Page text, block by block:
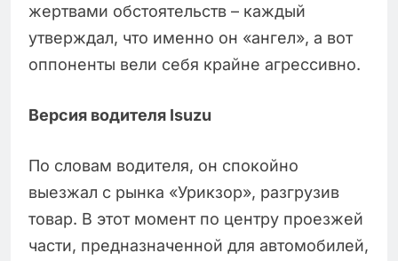
жертвами обстоятельств – каждый
утверждал, что именно он «ангел», а вот
оппоненты вели себя крайне агрессивно.
Версия водителя Isuzu
По словам водителя, он спокойно
выезжал с рынка «Урикзор», разгрузив
товар. В этот момент по центру проезжей
части, предназначенной для автомобилей,